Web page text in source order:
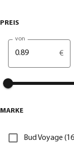
PREIS
von
€
MARKE
Bud Voyage